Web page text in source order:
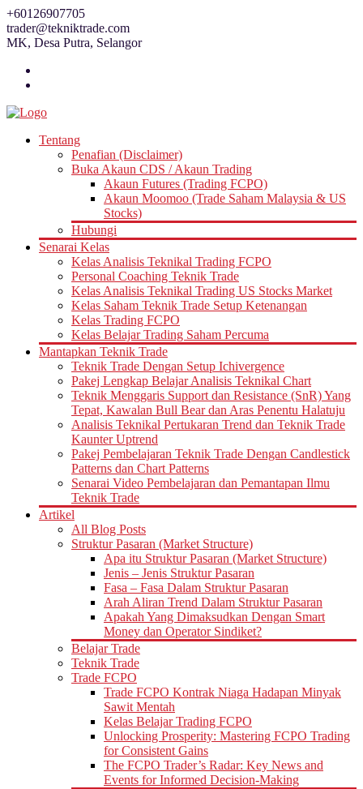
Skip
to
content
+60126907705
trader@tekniktrade.com
MK, Desa Putra, Selangor
Tentang
Penafian (Disclaimer)
Buka Akaun CDS / Akaun Trading
Akaun Futures (Trading FCPO)
Akaun Moomoo (Trade Saham Malaysia & US
Stocks)
Hubungi
Senarai Kelas
Kelas Analisis Teknikal Trading FCPO
Personal Coaching Teknik Trade
Kelas Analisis Teknikal Trading US Stocks Market
Kelas Saham Teknik Trade Setup Ketenangan
Kelas Trading FCPO
Kelas Belajar Trading Saham Percuma
Mantapkan Teknik Trade
Teknik Trade Dengan Setup Ichivergence
Pakej Lengkap Belajar Analisis Teknikal Chart
Teknik Menggaris Support dan Resistance (SnR) Yang
Tepat, Kawalan Bull Bear dan Aras Penentu Halatuju
Analisis Teknikal Pertukaran Trend dan Teknik Trade
Kaunter Uptrend
Pakej Pembelajaran Teknik Trade Dengan Candlestick
Patterns dan Chart Patterns
Senarai Video Pembelajaran dan Pemantapan Ilmu
Teknik Trade
Artikel
All Blog Posts
Struktur Pasaran (Market Structure)
Apa itu Struktur Pasaran (Market Structure)
Jenis – Jenis Struktur Pasaran
Fasa – Fasa Dalam Struktur Pasaran
Arah Aliran Trend Dalam Struktur Pasaran
Apakah Yang Dimaksudkan Dengan Smart
Money dan Operator Sindiket?
Belajar Trade
Teknik Trade
Trade FCPO
Trade FCPO Kontrak Niaga Hadapan Minyak
Sawit Mentah
Kelas Belajar Trading FCPO
Unlocking Prosperity: Mastering FCPO Trading
for Consistent Gains
The FCPO Trader’s Radar: Key News and
Events for Informed Decision-Making